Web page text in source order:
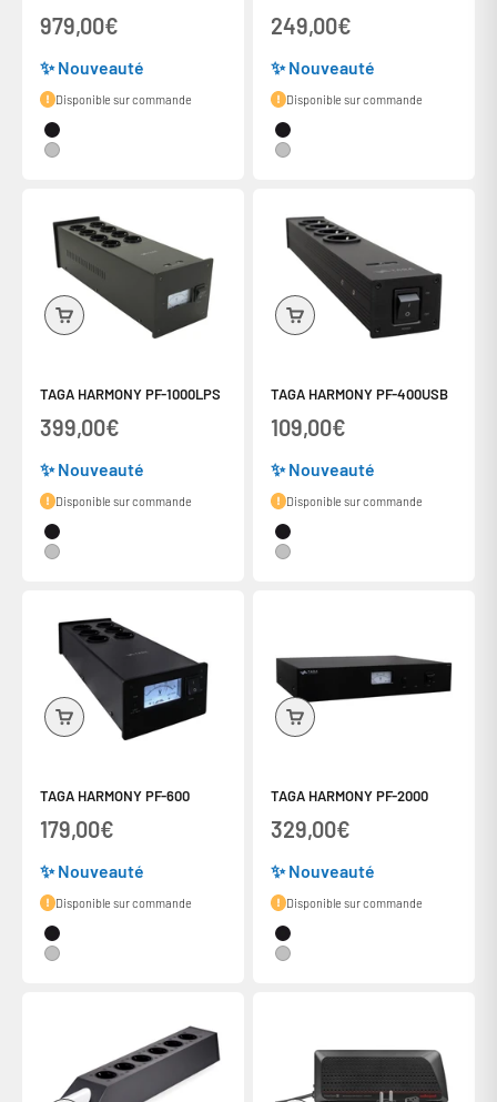
Prix de vente
979,00€
✨ Nouveauté
Disponible sur commande
Couleur
Noir
Silver
Prix de vente
249,00€
✨ Nouveauté
Disponible sur commande
Couleur
Noir
Silver
TAGA HARMONY PF-1000LPS
Prix de vente
399,00€
✨ Nouveauté
Disponible sur commande
Couleur
Noir
Silver
TAGA HARMONY PF-400USB
Prix de vente
109,00€
✨ Nouveauté
Disponible sur commande
Couleur
Noir
Silver
TAGA HARMONY PF-600
Prix de vente
179,00€
✨ Nouveauté
Disponible sur commande
Couleur
Noir
Silver
TAGA HARMONY PF-2000
Prix de vente
329,00€
✨ Nouveauté
Disponible sur commande
Couleur
Noir
Silver